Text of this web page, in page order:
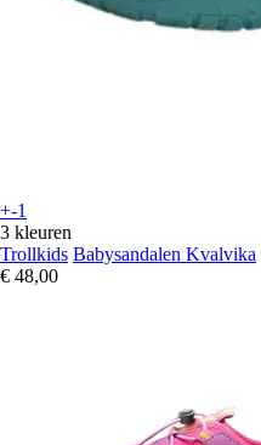
+-1
3 kleuren
Trollkids Babysandalen Kvalvika
€ 48,00